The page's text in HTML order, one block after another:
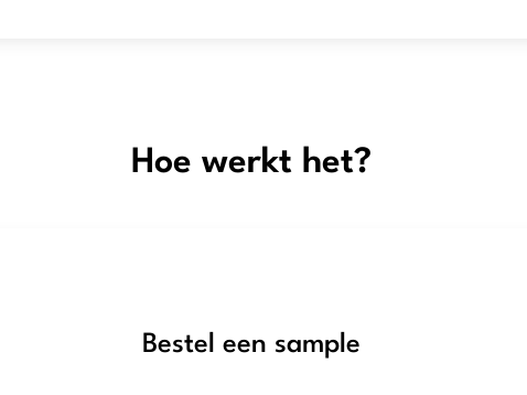
Hoe werkt het?
Bestel een sample